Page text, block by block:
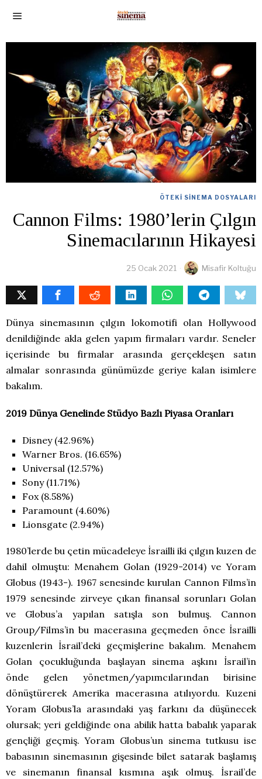
ÖTEKI SINEMA DOSYALARI
Cannon Films: 1980’lerin Çılgın
Sinemacılarının Hikayesi
25 Ocak 2021 Misafir Koltuğu
Dünya sinemasının çılgın lokomotifi olan Hollywood
denildiğinde akla gelen yapım firmaları vardır. Seneler
içerisinde bu firmalar arasında gerçekleşen satın
almalar sonrasında günümüzde geriye kalan isimlere
bakalım.
2019 Dünya Genelinde Stüdyo Bazlı Piyasa Oranları
Disney (42.96%)
Warner Bros. (16.65%)
Universal (12.57%)
Sony (11.71%)
Fox (8.58%)
Paramount (4.60%)
Lionsgate (2.94%)
1980’lerde bu çetin mücadeleye İsrailli iki çılgın kuzen de
dahil olmuştu: Menahem Golan (1929-2014) ve Yoram
Globus (1943-). 1967 senesinde kurulan Cannon Films’in
1979 senesinde zirveye çıkan finansal sorunları Golan
ve Globus’a yapılan satışla son bulmuş. Cannon
Group/Films’in bu macerasına geçmeden önce İsrailli
kuzenlerin İsrail’deki geçmişlerine bakalım. Menahem
Golan çocukluğunda başlayan sinema aşkını İsrail’in
önde gelen yönetmen/yapımcılarından birisine
dönüştürerek Amerika macerasına atılıyordu. Kuzeni
Yoram Globus’la arasındaki yaş farkını da düşünecek
olursak; yeri geldiğinde ona abilik hatta babalık yaparak
gençliği geçmiş. Yoram Globus’un sinema tutkusu ise
babasının sinemasının gişesinde bilet satarak başlamış
ve sinemanın finansal kısmına aşık olmuş. İsrail’de